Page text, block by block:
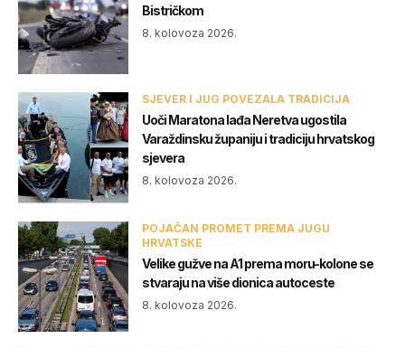
Bistričkom
8. kolovoza 2026.
SJEVER I JUG POVEZALA TRADICIJA
Uoči Maratona lađa Neretva ugostila
Varaždinsku županiju i tradiciju hrvatskog
sjevera
8. kolovoza 2026.
POJAČAN PROMET PREMA JUGU
HRVATSKE
Velike gužve na A1 prema moru-kolone se
stvaraju na više dionica autoceste
8. kolovoza 2026.